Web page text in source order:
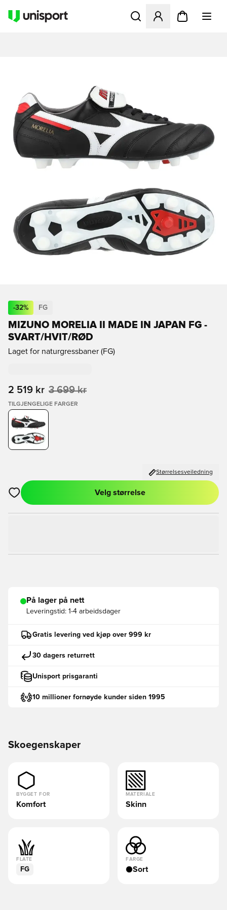
Åpner en Modal for å
-32% FG
MIZUNO MORELIA II MADE IN JAPAN FG -
SVART/HVIT/RØD
Laget for naturgressbaner (FG)
2 519 kr 3 699 kr
TILGJENGELIGE FARGER
Størrelsesveiledning
Åpner en Modal for å logge inn eller registrere deg som
Velg størrelse
På lager på nett
Leveringstid: 1-4 arbeidsdager
Gratis levering ved kjøp over 999 kr
30 dagers returrett
Unisport prisgaranti
10 millioner fornøyde kunder siden 1995
Skoegenskaper
BYGGET FOR
Komfort
MATERIALE
Skinn
FLATE
FG
FARGE
Sort